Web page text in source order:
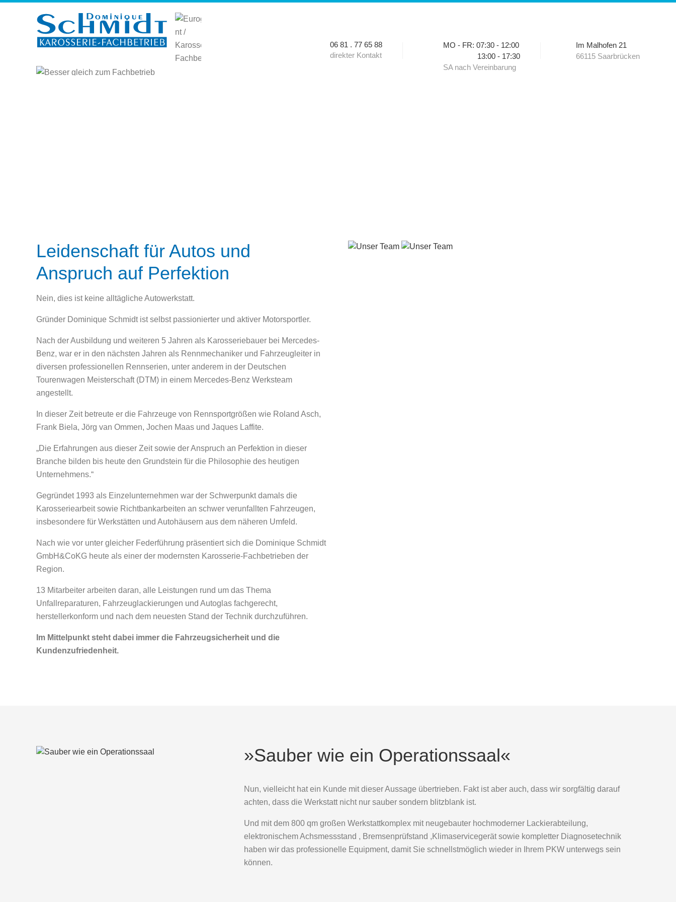
06 81 . 77 65 88
direkter Kontakt
MO - FR: 07:30 - 12:00
13:00 - 17:30
SA nach Vereinbarung
Im Malhofen 21
66115 Saarbrücken
Leidenschaft für Autos und
Anspruch auf Perfektion
Nein, dies ist keine alltägliche Autowerkstatt.
Gründer Dominique Schmidt ist selbst passionierter und aktiver Motorsportler.
Nach der Ausbildung und weiteren 5 Jahren als Karosseriebauer bei Mercedes-
Benz, war er in den nächsten Jahren als Rennmechaniker und Fahrzeugleiter in
diversen professionellen Rennserien, unter anderem in der Deutschen
Tourenwagen Meisterschaft (DTM) in einem Mercedes-Benz Werksteam
angestellt.
In dieser Zeit betreute er die Fahrzeuge von Rennsportgrößen wie Roland Asch,
Frank Biela, Jörg van Ommen, Jochen Maas und Jaques Laffite.
„Die Erfahrungen aus dieser Zeit sowie der Anspruch an Perfektion in dieser
Branche bilden bis heute den Grundstein für die Philosophie des heutigen
Unternehmens.“
Gegründet 1993 als Einzelunternehmen war der Schwerpunkt damals die
Karosseriearbeit sowie Richtbankarbeiten an schwer verunfallten Fahrzeugen,
insbesondere für Werkstätten und Autohäusern aus dem näheren Umfeld.
Nach wie vor unter gleicher Federführung präsentiert sich die Dominique Schmidt
GmbH&CoKG heute als einer der modernsten Karosserie-Fachbetrieben der
Region.
13 Mitarbeiter arbeiten daran, alle Leistungen rund um das Thema
Unfallreparaturen, Fahrzeuglackierungen und Autoglas fachgerecht,
herstellerkonform und nach dem neuesten Stand der Technik durchzuführen.
Im Mittelpunkt steht dabei immer die Fahrzeugsicherheit und die
Kundenzufriedenheit.
»Sauber wie ein Operationssaal«
Nun, vielleicht hat ein Kunde mit dieser Aussage übertrieben. Fakt ist aber auch, dass wir sorgfältig darauf
achten, dass die Werkstatt nicht nur sauber sondern blitzblank ist.
Und mit dem 800 qm großen Werkstattkomplex mit neugebauter hochmoderner Lackierabteilung,
elektronischem Achsmessstand , Bremsenprüfstand ,Klimaservicegerät sowie kompletter Diagnosetechnik
haben wir das professionelle Equipment, damit Sie schnellstmöglich wieder in Ihrem PKW unterwegs sein
können.